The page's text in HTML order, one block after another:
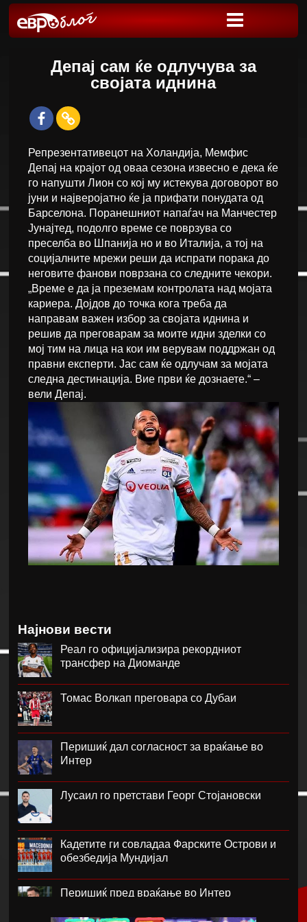
Депај сам ќе одлучува за
својата иднина
Репрезентативецот на Холандија, Мемфис
Депај на крајот од оваа сезона извесно е дека ќе
го напушти Лион со кој му истекува договорот во
јуни и најверојатно ќе ја прифати понудата од
Барселона. Поранешниот напаѓач на Манчестер
Јунајтед, подолго време се поврзува со
преселба во Шпанија но и во Италија, а тој на
социјалните мрежи реши да испрати порака до
неговите фанови поврзана со следните чекори.
„Време е да ја преземам контролата над мојата
кариера. Дојдов до точка кога треба да
направам важен избор за својата иднина и
решив да преговарам за моите идни зделки со
мој тим на лица на кои им верувам поддржан од
правни експерти. Јас сам ќе одлучам за мојата
следна дестинација. Вие први ќе дознаете.“ –
вели Депај.
Најнови вести
Реал го официјализира рекордниот
трансфер на Диоманде
Томас Волкап преговара со Дубаи
Перишиќ дал согласност за враќање во
Интер
Лусаил го претстави Георг Стојановски
Кадетите ги совладаа Фарските Острови и
обезбедија Мундијал
Перишиќ пред враќање во Интер